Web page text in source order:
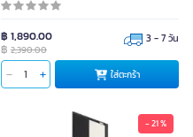
฿ 1,890.00
฿ 2,390.00
3 - 7 วัน
ใส่ตะกร้า
- 21 %